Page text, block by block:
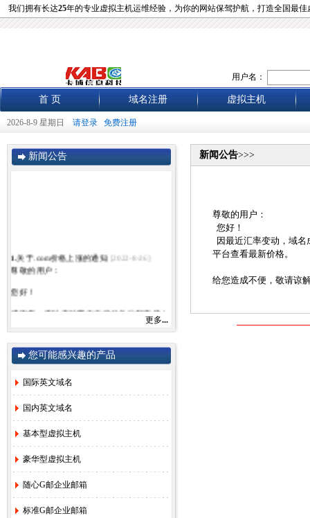
我们拥有长达25年的专业虚拟主机运维经验，为你的网站保驾护航，打造全国最佳
用户名：
首 页 域名注册 虚拟主机
2026-8-9 星期日 请登录 免费注册
新闻公告
1.关于.com价格上涨的通知 [2022-8-26]
尊敬的用户：
您好！
感谢您一直以来对赛友在线的关注和支持！
由于注册局成本上涨，我司将于2022年9月1
日开始对.com后缀域名注册和续费价格进行
调整。
.com注册首年以及续费上涨幅度5元/每年，
详情参考赛友在线域名价格总览。
如果您需要使用，管理以上业务，敬请您提
早办理，谢谢!
赛友在线
2022年08月26日
知！ [2022-6-23]
3.
关于.com价格调整的通知
更多...
您可能感兴趣的产品
国际英文域名
国内英文域名
基本型虚拟主机
豪华型虚拟主机
随心G邮企业邮箱
标准G邮企业邮箱
新闻公告>>>
尊敬的用户：
您好！
因最近汇率变动，域
平台查看最新价格。
给您造成不便，敬请谅